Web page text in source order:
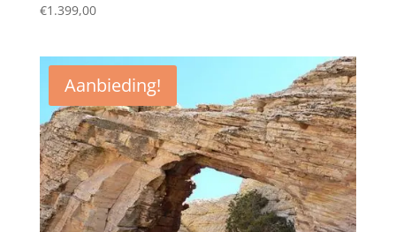
€1.399,00
Aanbieding!